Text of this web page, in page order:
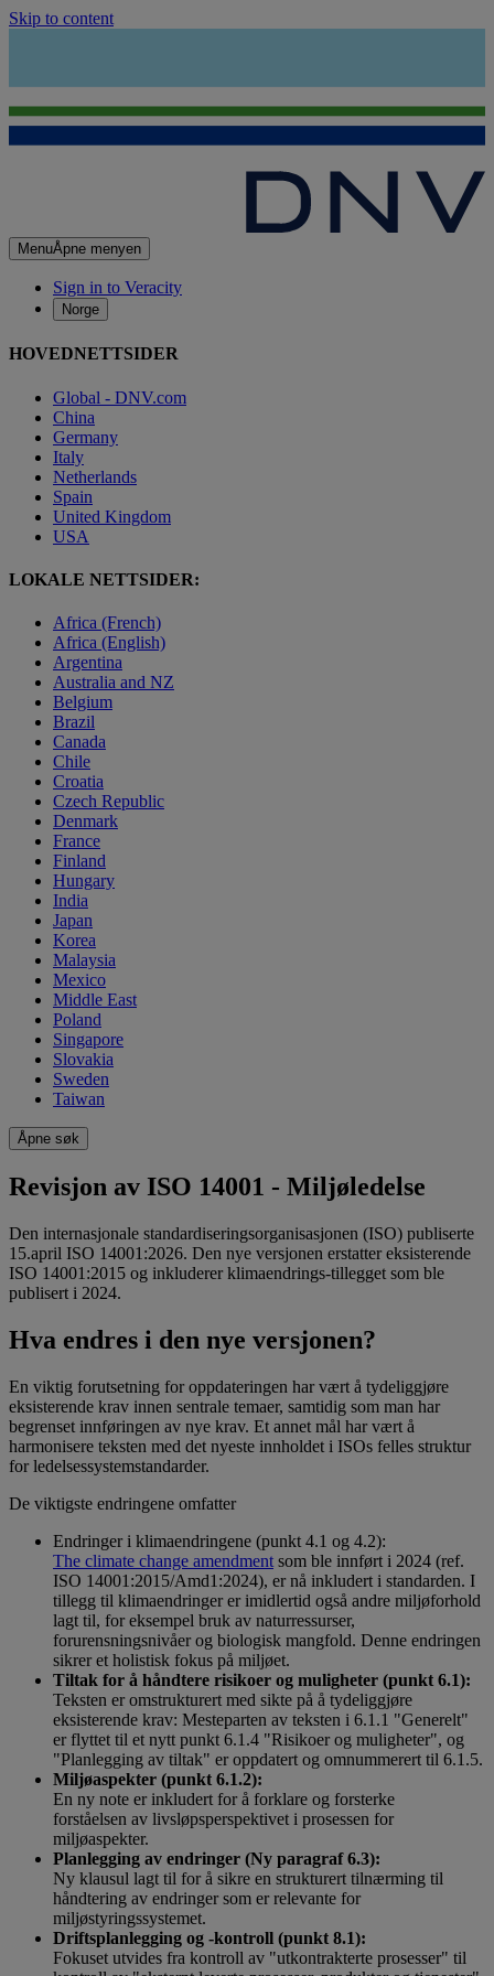
Skip to content
MenuÅpne menyen
Sign in to Veracity
Norge
HOVEDNETTSIDER
Global - DNV.com
China
Germany
Italy
Netherlands
Spain
United Kingdom
USA
LOKALE NETTSIDER:
Africa (French)
Africa (English)
Argentina
Australia and NZ
Belgium
Brazil
Canada
Chile
Croatia
Czech Republic
Denmark
France
Finland
Hungary
India
Japan
Korea
Malaysia
Mexico
Middle East
Poland
Singapore
Slovakia
Sweden
Taiwan
Åpne søk
Revisjon av ISO 14001 - Miljøledelse
Den internasjonale standardiseringsorganisasjonen (ISO) publiserte
15.april ISO 14001:2026. Den nye versjonen erstatter eksisterende
ISO 14001:2015 og inkluderer klimaendrings-tillegget som ble
publisert i 2024.
Hva endres i den nye versjonen?
En viktig forutsetning for oppdateringen har vært å tydeliggjøre
eksisterende krav innen sentrale temaer, samtidig som man har
begrenset innføringen av nye krav. Et annet mål har vært å
harmonisere teksten med det nyeste innholdet i ISOs felles struktur
for ledelsessystemstandarder.
De viktigste endringene omfatter
Endringer i klimaendringene (punkt 4.1 og 4.2):
The climate change amendment som ble innført i 2024 (ref.
ISO 14001:2015/Amd1:2024), er nå inkludert i standarden. I
tillegg til klimaendringer er imidlertid også andre miljøforhold
lagt til, for eksempel bruk av naturressurser,
forurensningsnivåer og biologisk mangfold. Denne endringen
sikrer et holistisk fokus på miljøet.
Tiltak for å håndtere risikoer og muligheter (punkt 6.1):
Teksten er omstrukturert med sikte på å tydeliggjøre
eksisterende krav: Mesteparten av teksten i 6.1.1 "Generelt"
er flyttet til et nytt punkt 6.1.4 "Risikoer og muligheter", og
"Planlegging av tiltak" er oppdatert og omnummerert til 6.1.5.
Miljøaspekter (punkt 6.1.2):
En ny note er inkludert for å forklare og forsterke
forståelsen av livsløpsperspektivet i prosessen for
miljøaspekter.
Planlegging av endringer (Ny paragraf 6.3):
Ny klausul lagt til for å sikre en strukturert tilnærming til
håndtering av endringer som er relevante for
miljøstyringssystemet.
Driftsplanlegging og -kontroll (punkt 8.1):
Fokuset utvides fra kontroll av "utkontrakterte prosesser" til